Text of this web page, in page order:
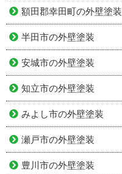
額田郡幸田町の外壁塗装
半田市の外壁塗装
安城市の外壁塗装
知立市の外壁塗装
みよし市の外壁塗装
瀬戸市の外壁塗装
豊川市の外壁塗装